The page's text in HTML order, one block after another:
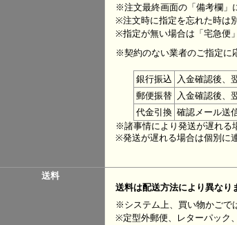
※注文最終画面の「備考欄」
※注文時に指定を忘れた時は別
※指定が無い場合は「宅急便
※契約のない業者のご指定に
銀行振込
入金確認後、
郵便振替
入金確認後、
代金引換 確認メール送
※諸事情により発送が遅れる
※発送が遅れる場合は個別に
送料
送料は配送方法により異なり
※システム上、買い物かごで
※定型外郵便、レターパック